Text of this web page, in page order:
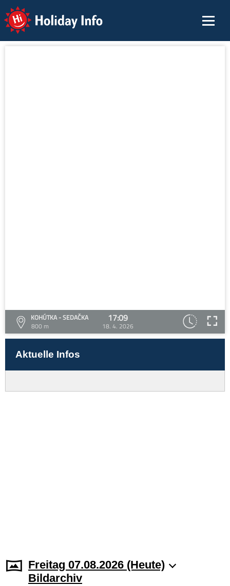
Holiday Info
KOHÚTKA - SEDAČKA
800 m
17:09
18. 4. 2026
Aktuelle Infos
Freitag 07.08.2026 (Heute)
Bildarchiv